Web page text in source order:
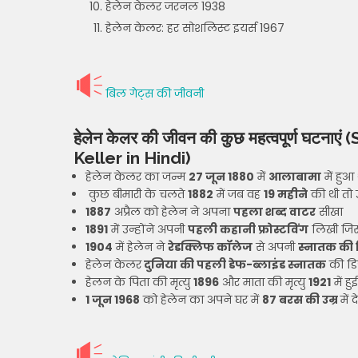
हेलेन केलर जरनल 1938
हेलेन केलर: हर सोशलिस्ट इयर्स 1967
बिल गेट्स की जीवनी
हेलेन केलर की जीवन की कुछ महत्वपूर्ण घटनाएं
Keller in Hindi)
हेलेन केलर का जन्म 27 जून 1880 में आलाबामामें हुआ
कुछ बीमारी के चलते1882 में जब वह 19 महीनेकी थी
1887 अप्रैल को हेलेन ने अपनापहला शब्द वाटरसीखा
1891में उन्होंने अपनीपहली कहानी फ्रोस्टविंग लिखी
1904 में हेलेन नेरेडक्लिफ कॉलेजसे अपनीस्नातक की
हेलेन केलरदुनिया की पहली डेफ-ब्लाइंड स्नातककी
हेलन के पिता की मृत्यु1896 और माता की मृत्यु1921में
1 जून 1968 को हेलेन का अपने घर में 87 बरस की उम्रमें